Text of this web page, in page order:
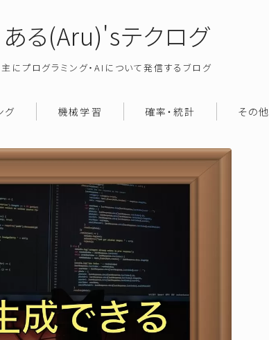
ある(Aru)'sテクログ
主にプログラミング・AIについて発信するブログ
グ 機械学習 確率・統計 その他